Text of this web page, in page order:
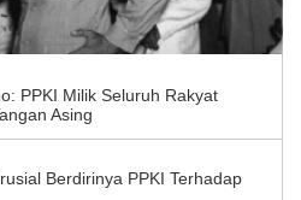
PPKI Milik Seluruh Rakyat
Asing
Berdirinya PPKI Terhadap